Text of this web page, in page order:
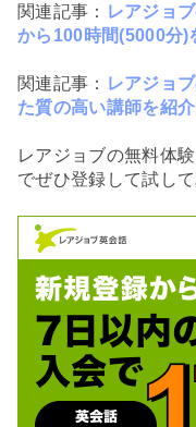
関連記事： レアジョ
から100時間(5000分)
関連記事： レアジョ
た質の高い講師を紹
レアジョブの無料体
でぜひ登録して試して